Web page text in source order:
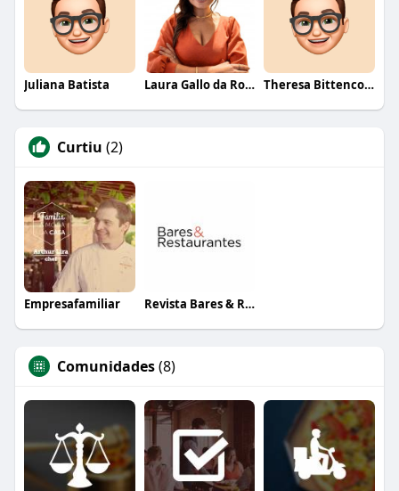
Juliana Batista Laura Gallo da Rosa Theresa Bittencourt
Curtiu (2)
Empresafamiliar Revista Bares & Restaurantes
Comunidades(8)